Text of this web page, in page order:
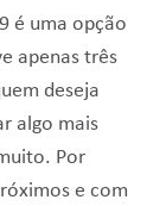
é uma opção
apenas três
deseja
algo mais
Por
e com